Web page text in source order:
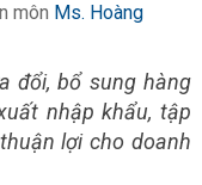
môn Ms. Hoàng
đổi, bổ sung hàng
nhập khẩu, tập
lợi cho doanh